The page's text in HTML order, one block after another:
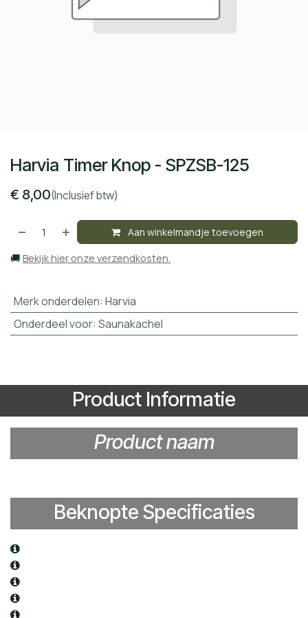
Harvia Timer Knop - SPZSB-125
€ 8,00(Inclusief btw)
Aan winkelmandje toevoegen
🚚 Bekijk hier onze verzendkosten.
Merk onderdelen: Harvia
Onderdeel voor: Saunakachel
Product Informatie
Product naam​
Beknopte Specificaties